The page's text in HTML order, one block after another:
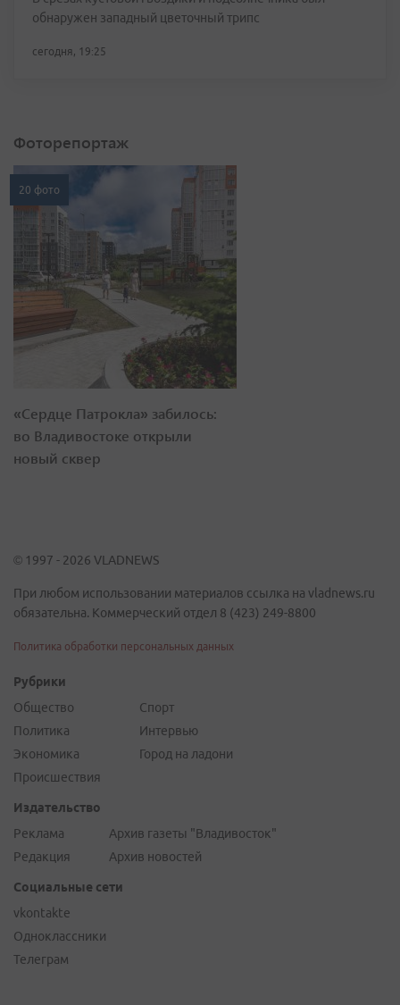
обнаружен западный цветочный трипс
сегодня, 19:25
Фоторепортаж
20 фото
«Сердце Патрокла» забилось:
во Владивостоке открыли
новый сквер
© 1997 - 2026 VLADNEWS
При любом использовании материалов ссылка на vladnews.ru
обязательна. Коммерческий отдел 8 (423) 249-8800
Политика обработки персональных данных
Рубрики
Общество
Политика
Экономика
Происшествия
Спорт
Интервью
Город на ладони
Издательство
Реклама
Редакция
Архив газеты "Владивосток"
Архив новостей
Социальные сети
vkontakte
Одноклассники
Телеграм